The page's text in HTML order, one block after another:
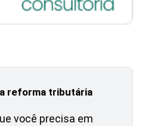
reforma tributária
você precisa em